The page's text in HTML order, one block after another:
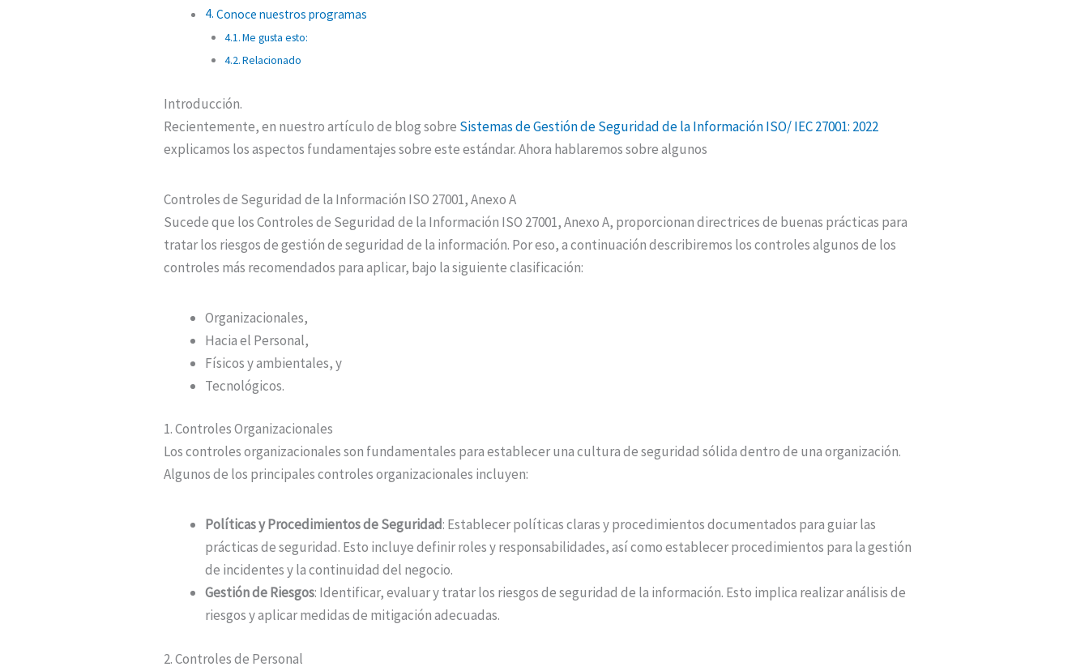
Conoce nuestros programas
Me gusta esto:
Relacionado
Introducción.
Recientemente, en nuestro artículo de blog sobre Sistemasde Gestión de Seguridad de la Información ISO/ IEC 27001: 2022
explicamos los aspectos fundamentajes sobre este estándar. Ahora hablaremos sobre algunos
Controles de Seguridad de la Información ISO 27001, Anexo A
Sucede que los Controles de Seguridad de la Información ISO 27001, Anexo A, proporcionan directrices de buenas prácticas para
tratar los riesgos de gestión de seguridad de la información. Por eso, a continuación describiremos los controles algunos de los
controles más recomendados para aplicar, bajo la siguiente clasificación:
Organizacionales,
Hacia el Personal,
Físicos y ambientales, y
Tecnológicos.
1. Controles Organizacionales
Los controles organizacionales son fundamentales para establecer una cultura de seguridad sólida dentro de una organización.
Algunos de los principales controles organizacionales incluyen:
Políticas y Procedimientos de Seguridad: Establecer políticas claras y procedimientos documentados para guiar las
prácticas de seguridad. Esto incluye definir roles y responsabilidades, así como establecer procedimientos para la gestión
de incidentes y la continuidad del negocio.
Gestión de Riesgos: Identificar, evaluar y tratar los riesgos de seguridad de la información. Esto implica realizar análisis de
riesgos y aplicar medidas de mitigación adecuadas.
2. Controles de Personal